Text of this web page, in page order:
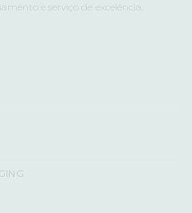
e serviço de excelência.